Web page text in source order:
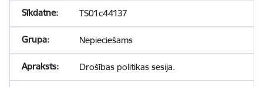
TS01c44137
Nepieciešams
Drošības politikas sesija.